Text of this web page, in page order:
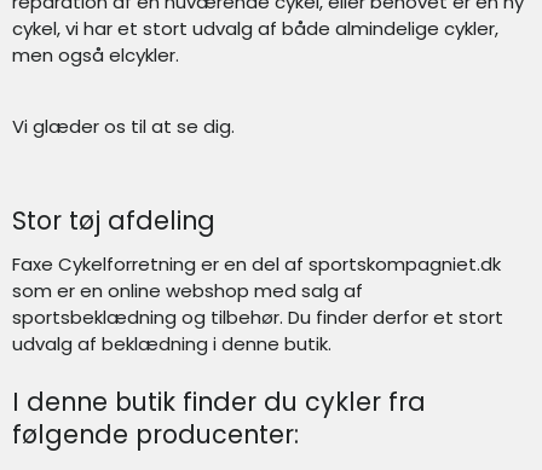
cykel, vi har et stort udvalg af både almindelige cykler,
men også elcykler.
Vi glæder os til at se dig.
Stor tøj afdeling
Faxe Cykelforretning er en del af sportskompagniet.dk
som er en online webshop med salg af
sportsbeklædning og tilbehør. Du finder derfor et stort
udvalg af beklædning i denne butik.
I denne butik finder du cykler fra
følgende producenter: